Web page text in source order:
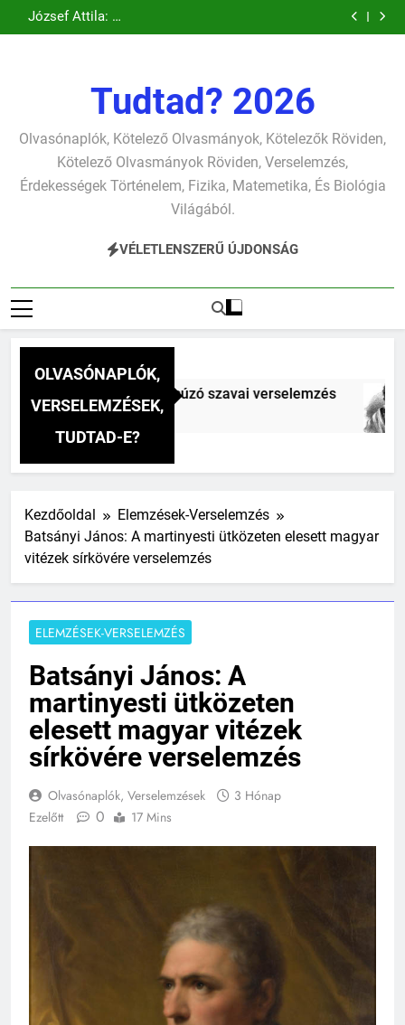
Ugrás
a
verselemzés
szonettje
Mihály: A
József Attila: A
gondolkodó
Tudtad? 2026
Olvasónaplók, Kötelező Olvasmányok, Kötelezők Röviden,
Kötelező Olvasmányok Röviden, Verselemzés,
Érdekességek Történelem, Fizika, Matemetika, És Biológia
Világából.
VÉLETLENSZERŰ ÚJDONSÁG
OLVASÓNAPLÓK,
VERSELEMZÉSEK,
TUDTAD-E?
A fársáng búcsúzó szavai verselemzés
Kezdőoldal
Elemzések-Verselemzés
Batsányi János: A martinyesti ütközeten elesett magyar
vitézek sírkövére verselemzés
ELEMZÉSEK-VERSELEMZÉS
Batsányi János: A
martinyesti ütközeten
elesett magyar vitézek
sírkövére verselemzés
Olvasónaplók, Verselemzések
3 Hónap
Ezelőtt
0 17 Mins